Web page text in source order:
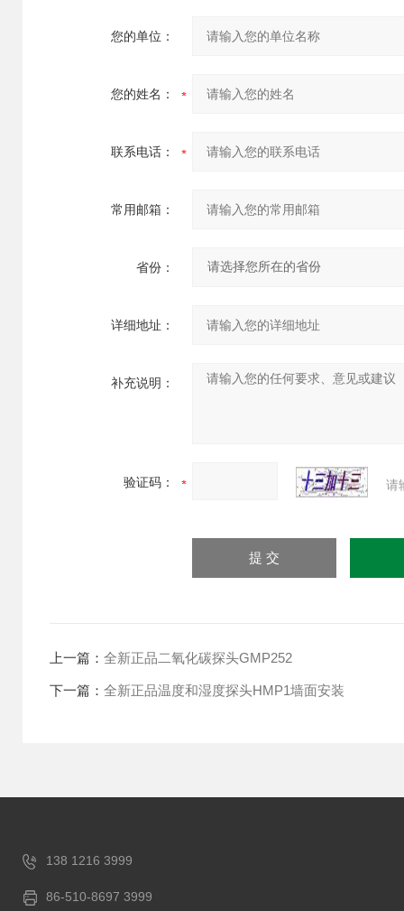
您的单位：
您的姓名：
联系电话：
常用邮箱：
省份：
详细地址：
补充说明：
验证码： 请
上一篇： 全新正品二氧化碳探头GMP252
下一篇： 全新正品温度和湿度探头HMP1墙面安装
138 1216 3999
86-510-8697 3999